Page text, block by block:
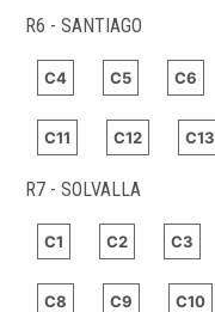
R6 - SANTIAGO
C4 C5 C6
C11 C12 C13
R7 - SOLVALLA
C1 C2 C3
C8 C9 C10